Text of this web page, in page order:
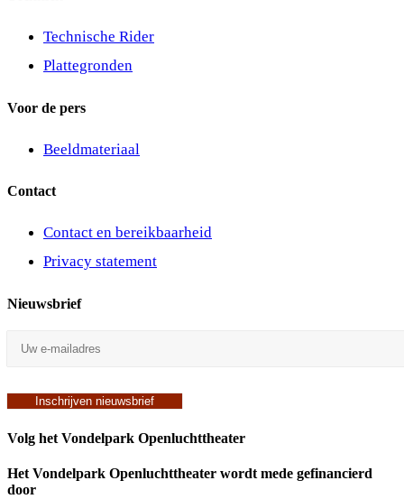
Technische Rider
Plattegronden
Voor de pers
Beeldmateriaal
Contact
Contact en bereikbaarheid
Privacy statement
Nieuwsbrief
Volg het Vondelpark Openluchttheater
Het Vondelpark Openluchttheater wordt mede gefinancierd
door